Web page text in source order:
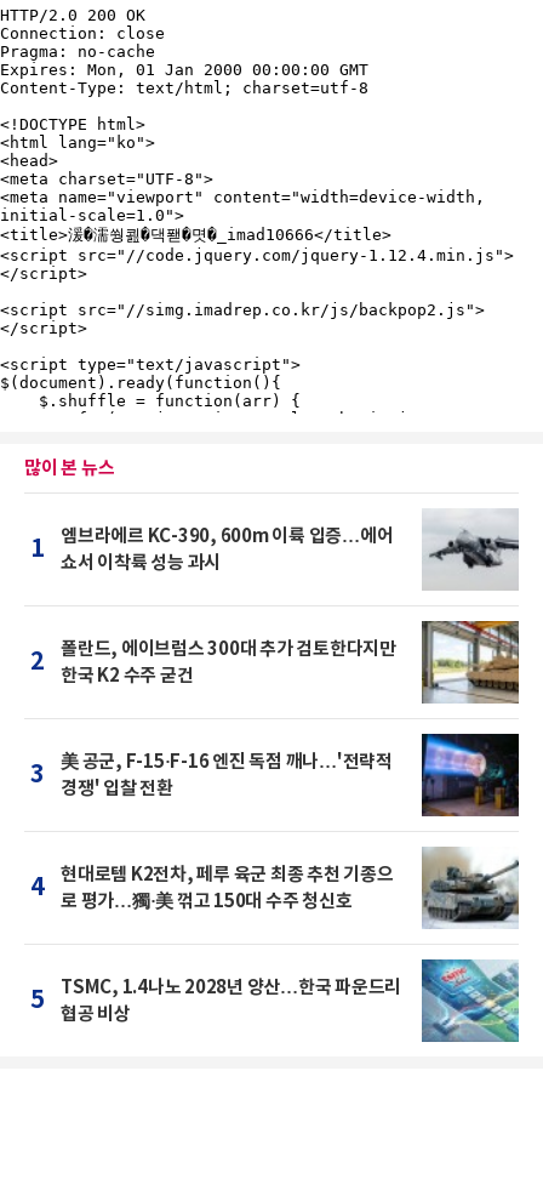
많이 본 뉴스
1
엠브라에르 KC-390, 600m 이륙 입증…에어
쇼서 이착륙 성능 과시
2
폴란드, 에이브럼스 300대 추가 검토한다지만
한국 K2 수주 굳건
3
美 공군, F-15·F-16 엔진 독점 깨나…'전략적
경쟁' 입찰 전환
4
현대로템 K2전차, 페루 육군 최종 추천 기종으
로 평가…獨·美 꺾고 150대 수주 청신호
5
TSMC, 1.4나노 2028년 양산…한국 파운드리
협공 비상